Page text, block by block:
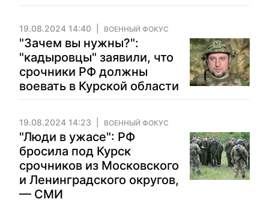
19.08.2024 14:40 ВОЕННЫЙ ФОКУС
"Зачем вы нужны?":
"кадыровцы" заявили, что
срочники РФ должны
воевать в Курской области
19.08.2024 14:23 ВОЕННЫЙ ФОКУС
"Люди в ужасе": РФ
бросила под Курск
срочников из Московского
и Ленинградского округов,
— СМИ